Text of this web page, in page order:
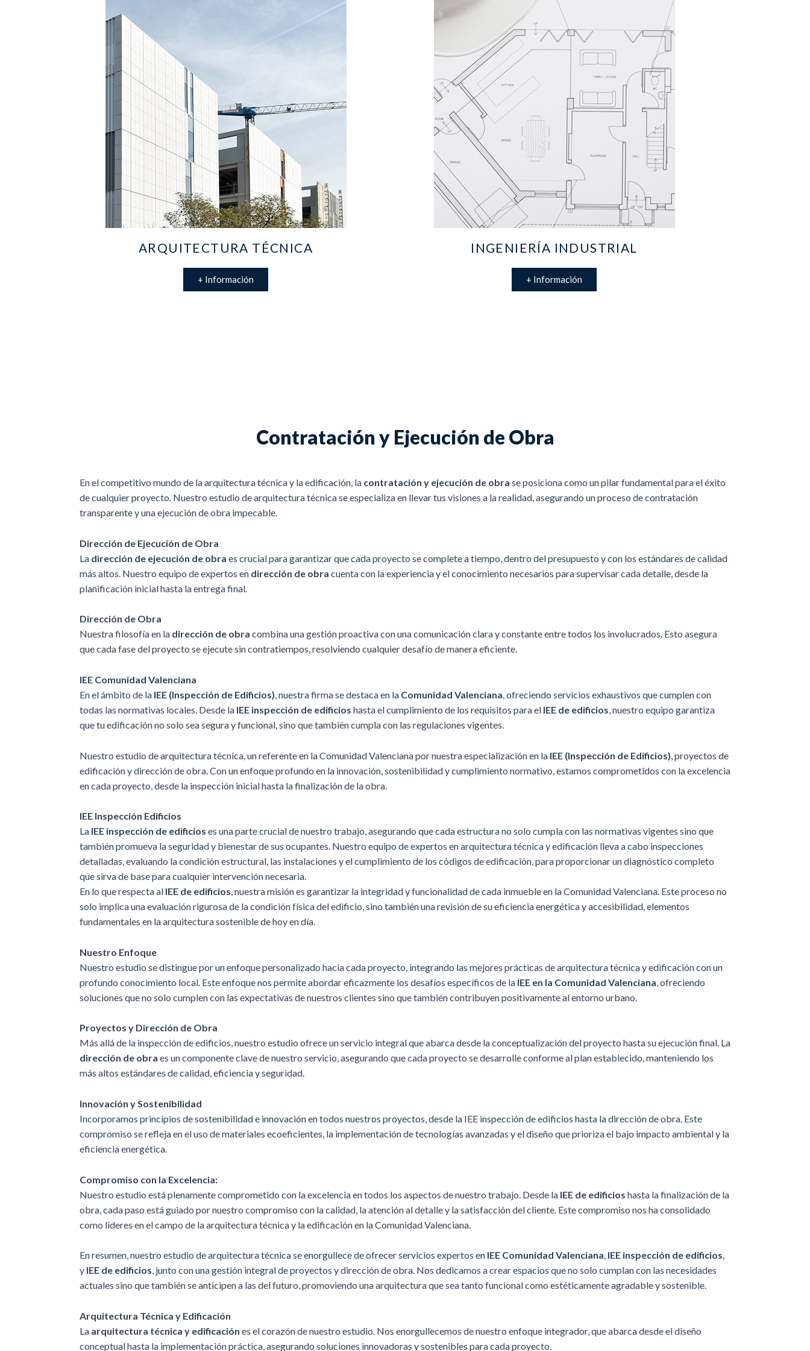
ARQUITECTURA TÉCNICA
+ Información
INGENIERÍA INDUSTRIAL
+ Información
Contratación y Ejecución de Obra
En el competitivo mundo de la arquitectura técnica y la edificación, la contratación y ejecución de obra se posiciona como un pilar fundamental para el éxito
de cualquier proyecto. Nuestro estudio de arquitectura técnica se especializa en llevar tus visiones a la realidad, asegurando un proceso de contratación
transparente y una ejecución de obra impecable.
Dirección de Ejecución de Obra
La dirección de ejecución de obra es crucial para garantizar que cada proyecto se complete a tiempo, dentro del presupuesto y con los estándares de calidad
más altos. Nuestro equipo de expertos en dirección de obra cuenta con la experiencia y el conocimiento necesarios para supervisar cada detalle, desde la
planificación inicial hasta la entrega final.
Dirección de Obra
Nuestra filosofía en la dirección de obra combina una gestión proactiva con una comunicación clara y constante entre todos los involucrados. Esto asegura
que cada fase del proyecto se ejecute sin contratiempos, resolviendo cualquier desafío de manera eficiente.
IEE Comunidad Valenciana
En el ámbito de la IEE (Inspección de Edificios), nuestra firma se destaca en la Comunidad Valenciana, ofreciendo servicios exhaustivos que cumplen con
todas las normativas locales. Desde la IEE inspección de edificios hasta el cumplimiento de los requisitos para el IEE de edificios, nuestro equipo garantiza
que tu edificación no solo sea segura y funcional, sino que también cumpla con las regulaciones vigentes.
Nuestro estudio de arquitectura técnica, un referente en la Comunidad Valenciana por nuestra especialización en la IEE (Inspección de Edificios) , proyectos de
edificación y dirección de obra. Con un enfoque profundo en la innovación, sostenibilidad y cumplimiento normativo, estamos comprometidos con la excelencia
en cada proyecto, desde la inspección inicial hasta la finalización de la obra.
IEE Inspección Edificios
La IEE inspección de edificios es una parte crucial de nuestro trabajo, asegurando que cada estructura no solo cumpla con las normativas vigentes sino que
también promueva la seguridad y bienestar de sus ocupantes. Nuestro equipo de expertos en arquitectura técnica y edificación lleva a cabo inspecciones
detalladas, evaluando la condición estructural, las instalaciones y el cumplimiento de los códigos de edificación, para proporcionar un diagnóstico completo
que sirva de base para cualquier intervención necesaria.
En lo que respecta al IEE de edificios, nuestra misión es garantizar la integridad y funcionalidad de cada inmueble en la Comunidad Valenciana. Este proceso no
solo implica una evaluación rigurosa de la condición física del edificio, sino también una revisión de su eficiencia energética y accesibilidad, elementos
fundamentales en la arquitectura sostenible de hoy en día.
Nuestro Enfoque
Nuestro estudio se distingue por un enfoque personalizado hacia cada proyecto, integrando las mejores prácticas de arquitectura técnica y edificación con un
profundo conocimiento local. Este enfoque nos permite abordar eficazmente los desafíos específicos de la IEE en la Comunidad Valenciana, ofreciendo
soluciones que no solo cumplen con las expectativas de nuestros clientes sino que también contribuyen positivamente al entorno urbano.
Proyectos y Dirección de Obra
Más allá de la inspección de edificios, nuestro estudio ofrece un servicio integral que abarca desde la conceptualización del proyecto hasta su ejecución final. La
dirección de obra es un componente clave de nuestro servicio, asegurando que cada proyecto se desarrolle conforme al plan establecido, manteniendo los
más altos estándares de calidad, eficiencia y seguridad.
Innovación y Sostenibilidad
Incorporamos principios de sostenibilidad e innovación en todos nuestros proyectos, desde la IEE inspección de edificios hasta la dirección de obra. Este
compromiso se refleja en el uso de materiales ecoeficientes, la implementación de tecnologías avanzadas y el diseño que prioriza el bajo impacto ambiental y la
eficiencia energética.
Compromiso con la Excelencia:
Nuestro estudio está plenamente comprometido con la excelencia en todos los aspectos de nuestro trabajo. Desde la IEE de edificios hasta la finalización de la
obra, cada paso está guiado por nuestro compromiso con la calidad, la atención al detalle y la satisfacción del cliente. Este compromiso nos ha consolidado
como líderes en el campo de la arquitectura técnica y la edificación en la Comunidad Valenciana.
En resumen, nuestro estudio de arquitectura técnica se enorgullece de ofrecer servicios expertos en IEE Comunidad Valenciana, IEE inspección de edificios,
y IEE de edificios, junto con una gestión integral de proyectos y dirección de obra. Nos dedicamos a crear espacios que no solo cumplan con las necesidades
actuales sino que también se anticipen a las del futuro, promoviendo una arquitectura que sea tanto funcional como estéticamente agradable y sostenible.
Arquitectura Técnica y Edificación
La arquitectura técnica y edificación es el corazón de nuestro estudio. Nos enorgullecemos de nuestro enfoque integrador, que abarca desde el diseño
conceptual hasta la implementación práctica, asegurando soluciones innovadoras y sostenibles para cada proyecto.